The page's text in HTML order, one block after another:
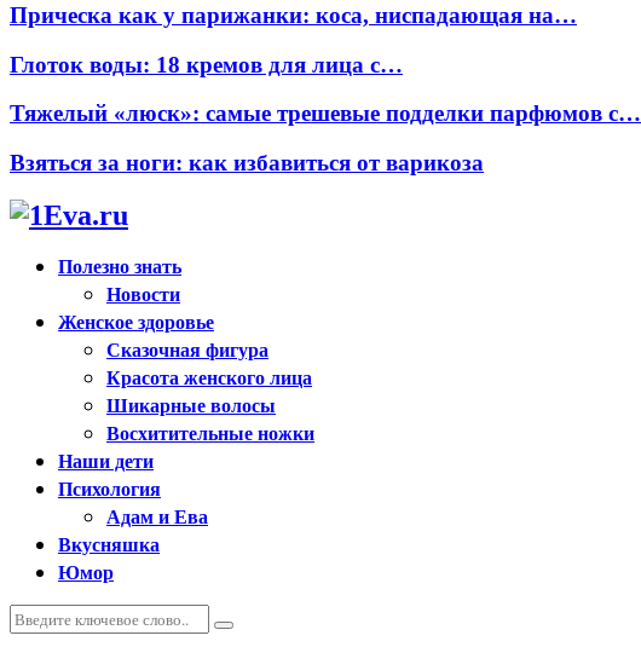
Прическа как у парижанки: коса, ниспадающая на…
Глоток воды: 18 кремов для лица с…
Тяжелый «люск»: самые трешевые подделки парфюмов с…
Взяться за ноги: как избавиться от варикоза
Полезно знать
Новости
Женское здоровье
Сказочная фигура
Красота женского лица
Шикарные волосы
Восхитительные ножки
Наши дети
Психология
Адам и Ева
Вкусняшка
Юмор
Искать:
Поиск